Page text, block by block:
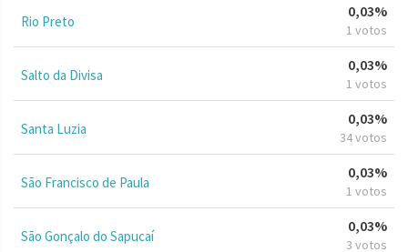
Rio Preto
0,03%
1 votos
Salto da Divisa
0,03%
1 votos
Santa Luzia
0,03%
34 votos
São Francisco de Paula
0,03%
1 votos
São Gonçalo do Sapucaí
0,03%
3 votos